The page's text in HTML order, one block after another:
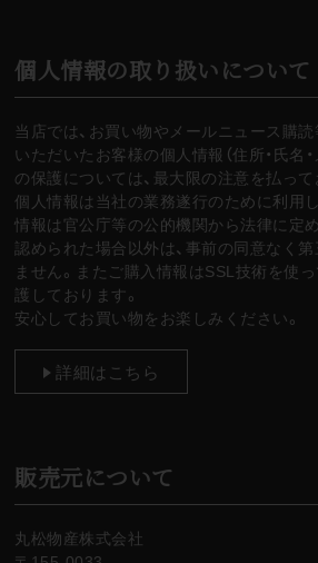
個人情報の取り扱いについて
当店では、お買い物やメールニュース購
いただいたお客様の個人情報（住所・氏名
の保護については、最大限の注意を払って
個人情報は当社の業務遂行のために利用
情報は官公庁等の公的機関から法律に定
認められた場合以外は、事前の同意なく第
ません。またご購入情報はSSL技術を使
護しております。
安心してお買い物をお楽しみください。
詳細はこちら
販売元について
丸松物産株式会社